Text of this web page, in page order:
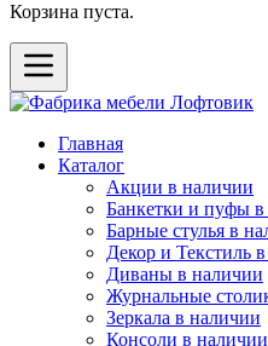
Корзина пуста.
Главная
Каталог
Акции в наличии
Банкетки и пуфы
Барные стулья в
Декор и Текстиль
Диваны в наличии
Журнальные
Зеркала в наличии
Консоли в наличии